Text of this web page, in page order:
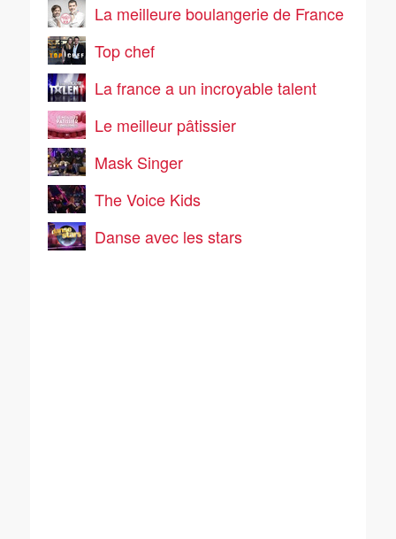
La meilleure boulangerie de France
Top chef
La france a un incroyable talent
Le meilleur pâtissier
Mask Singer
The Voice Kids
Danse avec les stars